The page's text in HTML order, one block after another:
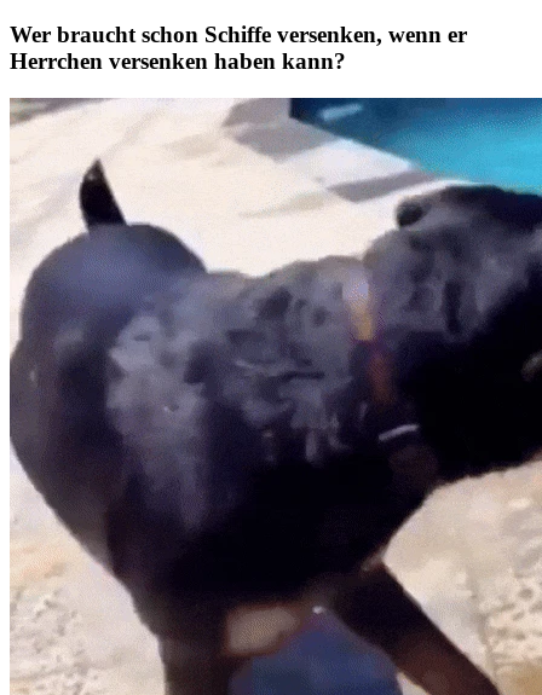
Wer braucht schon Schiffe versenken, wenn er
Herrchen versenken haben kann?